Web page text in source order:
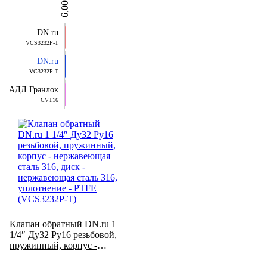
6,000
DN.ru
VCS3232P-T
DN.ru
VC3232P-T
АДЛ Гранлок
CVT16
Клапан обратный DN.ru 1
1/4″ Ду32 Ру16 резьбовой,
пружинный, корпус -